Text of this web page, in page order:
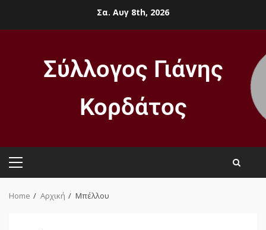
Σα. Αυγ 8th, 2026
Σύλλογος Γιάνης
Κορδάτος
Home Αρχική Μπέλλου